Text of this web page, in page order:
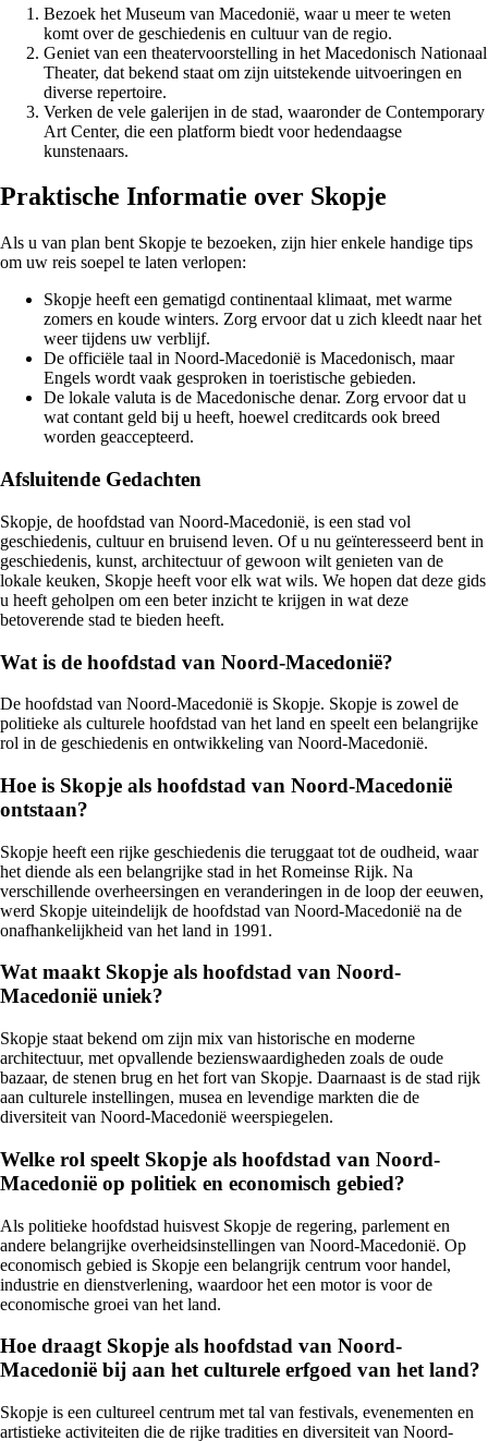
Bezoek het Museum van Macedonië, waar u meer te weten
komt over de geschiedenis en cultuur van de regio.
Geniet van een theatervoorstelling in het Macedonisch Nationaal
Theater, dat bekend staat om zijn uitstekende uitvoeringen en
diverse repertoire.
Verken de vele galerijen in de stad, waaronder de Contemporary
Art Center, die een platform biedt voor hedendaagse
kunstenaars.
Praktische Informatie over Skopje
Als u van plan bent Skopje te bezoeken, zijn hier enkele handige tips
om uw reis soepel te laten verlopen:
Skopje heeft een gematigd continentaal klimaat, met warme
zomers en koude winters. Zorg ervoor dat u zich kleedt naar het
weer tijdens uw verblijf.
De officiële taal in Noord-Macedonië is Macedonisch, maar
Engels wordt vaak gesproken in toeristische gebieden.
De lokale valuta is de Macedonische denar. Zorg ervoor dat u
wat contant geld bij u heeft, hoewel creditcards ook breed
worden geaccepteerd.
Afsluitende Gedachten
Skopje, de hoofdstad van Noord-Macedonië, is een stad vol
geschiedenis, cultuur en bruisend leven. Of u nu geïnteresseerd bent in
geschiedenis, kunst, architectuur of gewoon wilt genieten van de
lokale keuken, Skopje heeft voor elk wat wils. We hopen dat deze gids
u heeft geholpen om een beter inzicht te krijgen in wat deze
betoverende stad te bieden heeft.
Wat is de hoofdstad van Noord-Macedonië?
De hoofdstad van Noord-Macedonië is Skopje. Skopje is zowel de
politieke als culturele hoofdstad van het land en speelt een belangrijke
rol in de geschiedenis en ontwikkeling van Noord-Macedonië.
Hoe is Skopje als hoofdstad van Noord-Macedonië
ontstaan?
Skopje heeft een rijke geschiedenis die teruggaat tot de oudheid, waar
het diende als een belangrijke stad in het Romeinse Rijk. Na
verschillende overheersingen en veranderingen in de loop der eeuwen,
werd Skopje uiteindelijk de hoofdstad van Noord-Macedonië na de
onafhankelijkheid van het land in 1991.
Wat maakt Skopje als hoofdstad van Noord-
Macedonië uniek?
Skopje staat bekend om zijn mix van historische en moderne
architectuur, met opvallende bezienswaardigheden zoals de oude
bazaar, de stenen brug en het fort van Skopje. Daarnaast is de stad rijk
aan culturele instellingen, musea en levendige markten die de
diversiteit van Noord-Macedonië weerspiegelen.
Welke rol speelt Skopje als hoofdstad van Noord-
Macedonië op politiek en economisch gebied?
Als politieke hoofdstad huisvest Skopje de regering, parlement en
andere belangrijke overheidsinstellingen van Noord-Macedonië. Op
economisch gebied is Skopje een belangrijk centrum voor handel,
industrie en dienstverlening, waardoor het een motor is voor de
economische groei van het land.
Hoe draagt Skopje als hoofdstad van Noord-
Macedonië bij aan het culturele erfgoed van het land?
Skopje is een cultureel centrum met tal van festivals, evenementen en
artistieke activiteiten die de rijke tradities en diversiteit van Noord-